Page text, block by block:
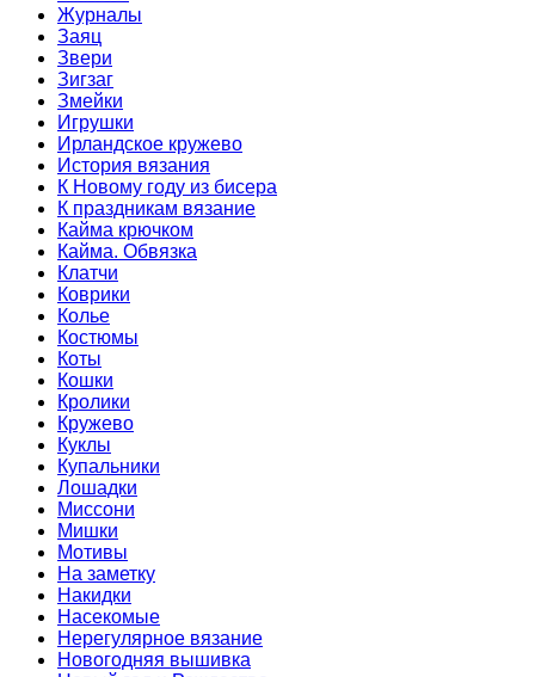
Журналы
Заяц
Звери
Зигзаг
Змейки
Игрушки
Ирландское кружево
История вязания
К Новому году из бисера
К праздникам вязание
Кайма крючком
Кайма. Обвязка
Клатчи
Коврики
Колье
Костюмы
Коты
Кошки
Кролики
Кружево
Куклы
Купальники
Лошадки
Миссони
Мишки
Мотивы
На заметку
Накидки
Насекомые
Нерегулярное вязание
Новогодняя вышивка